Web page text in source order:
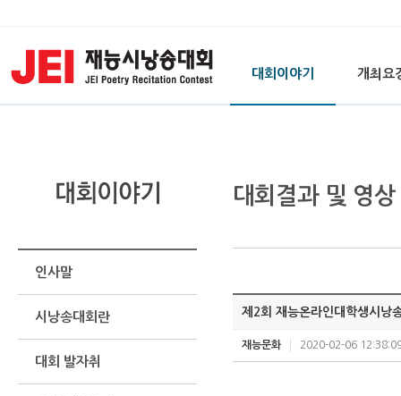
대회이야기 개최요
인사말
시낭송대회란
대회 발자취
대회결과 및 영상
제2회 재능온라인대학생시낭
재능문화 2020-02-06